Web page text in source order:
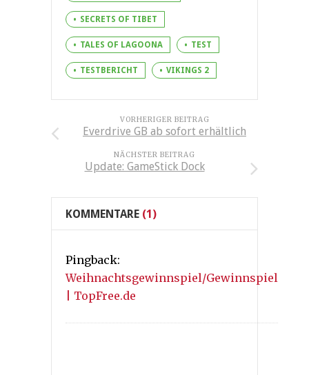
SECRETS OF TIBET
TALES OF LAGOONA TEST
TESTBERICHT VIKINGS 2
VORHERIGER BEITRAG
Everdrive GB ab sofort erhältlich
NÄCHSTER BEITRAG
Update: GameStick Dock
KOMMENTARE (1)
Pingback:
Weihnachtsgewinnspiel/Gewinnspiel
| TopFree.de